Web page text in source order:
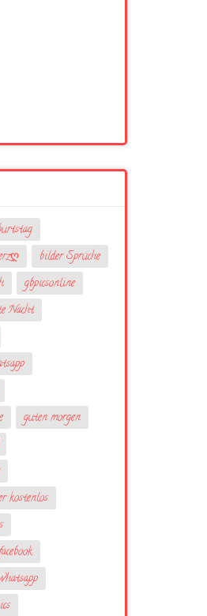
bilder Sprüche
gbpicsonline
Nacht
guten morgen
kostenlos